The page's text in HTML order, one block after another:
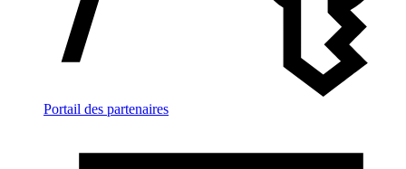
Portail des partenaires